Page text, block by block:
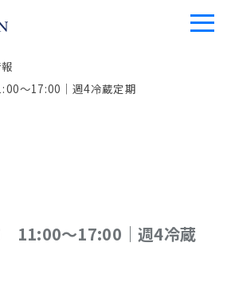
〜17:00｜週4冷蔵定期
11:00〜17:00｜週4冷蔵